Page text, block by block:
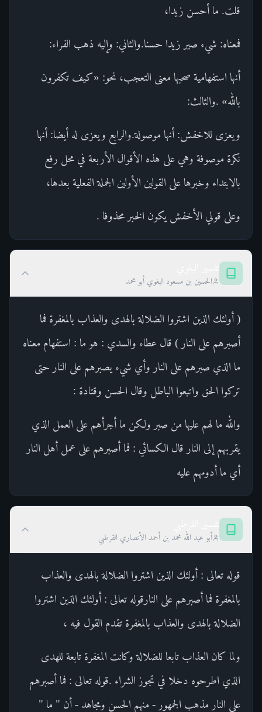
قلت. ما أحسن زيدا،
فمعناه: شيء صير زيدا حسنا.والثاني: وإليه ذهب الفراء:
أنها استفهامية صحبها معنى التعجب، نحو: «كيف تكفرون
بالله» .والثالث:
ويعزى للاخفش: أنها موصولة.والرابع ويعزى له أيضا: أنها
نكرة موصوفة وهي على هذه الأقوال الأربعة في محل رفع
بالابتداء وخبرها على القولين الأولين الجملة الفعلية بعدها،
وعلى قولي الأخفش يكون الخبر محذوفا .
الحسين بن مسعود البغوي أبو محمد
( أولئك الذين اشتروا الضلالة بالهدى والعذاب بالمغفرة فما
أصبرهم على النار ) قال عطاء والسدي : هو ما : استفهام معناه
ما الذي صبرهم على النار وأي شيء يصبرهم على النار حتى
تركوا الحق واتبعوا الباطل وقال الحسن وقتادة :
والله ما لهم عليها من صبر ولكن ما أجرأهم على العمل الذي
يقربهم إلى النار قال الكسائي : فما أصبرهم على عمل أهل النار
أي ما أدومهم عليه
أبو عبد الله محمد بن أحمد الأنصاري القرطبي
قوله تعالى : أولئك الذين اشتروا الضلالة بالهدى والعذاب
بالمغفرة فما أصبرهم على النارقوله تعالى : أولئك الذين اشتروا
الضلالة بالهدى والعذاب بالمغفرة تقدم القول فيه ،
ولما كان العذاب تابعا للضلالة وكانت المغفرة تابعة للهدى
الذي اطرحوه دخلا في تجوز الشراء .قوله تعالى : فما أصبرهم
على النار مذهب الجمهور - منهم الحسن ومجاهد - أن " ما "